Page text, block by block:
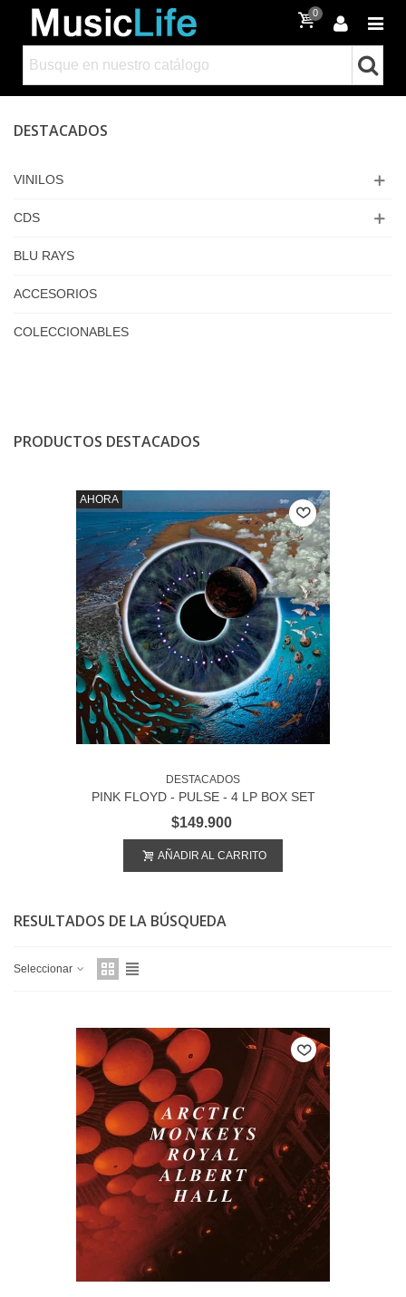
0
DESTACADOS
VINILOS
CDS
BLU RAYS
ACCESORIOS
COLECCIONABLES
PRODUCTOS DESTACADOS
AHORA
DESTACADOS
PINK FLOYD - PULSE - 4 LP BOX SET
$149.900
AÑADIR AL CARRITO
RESULTADOS DE LA BÚSQUEDA
Seleccionar